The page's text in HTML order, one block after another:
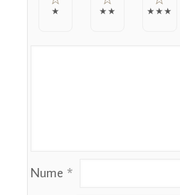
Nume *